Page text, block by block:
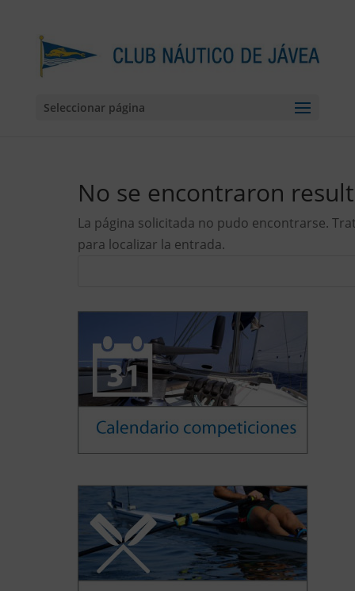
Seleccionar página
No se encontraron
La página solicitada no pudo encontrarse.
para localizar la entrada.